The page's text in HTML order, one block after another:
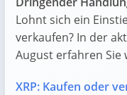
Lohnt sich ein
verkaufen? In der
August erfahren Sie
XRP: Kaufen oder